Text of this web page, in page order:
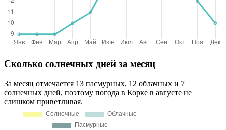
Сколько солнечных дней за месяц
За месяц отмечается 13 пасмурных, 12 облачных и 7
солнечных дней, поэтому погода в Корке в августе не
слишком приветливая.